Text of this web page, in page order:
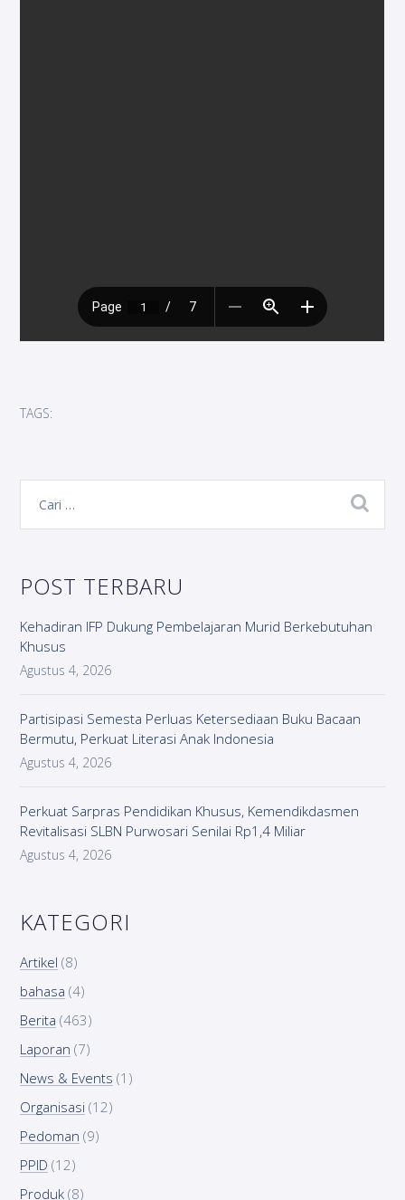
TAGS:
POST TERBARU
Kehadiran IFP Dukung Pembelajaran Murid Berkebutuhan
Khusus
Agustus 4, 2026
Partisipasi Semesta Perluas Ketersediaan Buku Bacaan
Bermutu, Perkuat Literasi Anak Indonesia
Agustus 4, 2026
Perkuat Sarpras Pendidikan Khusus, Kemendikdasmen
Revitalisasi SLBN Purwosari Senilai Rp1,4 Miliar
Agustus 4, 2026
KATEGORI
Artikel (8)
bahasa (4)
Berita (463)
Laporan (7)
News & Events (1)
Organisasi (12)
Pedoman (9)
PPID (12)
Produk (8)